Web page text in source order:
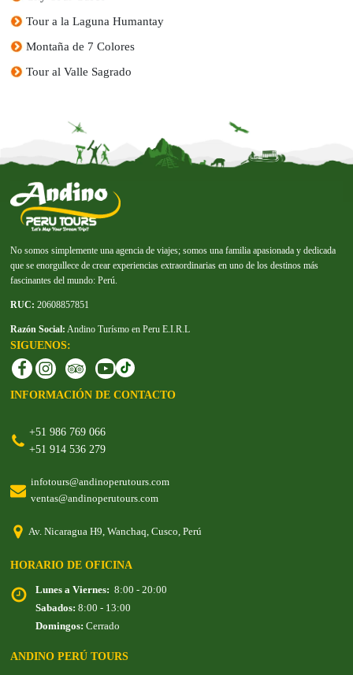
Tour a la Laguna Humantay
Montaña de 7 Colores
Tour al Valle Sagrado
No somos simplemente una agencia de viajes; somos una familia apasionada y dedicada
que se enorgullece de crear experiencias extraordinarias en uno de los destinos más
fascinantes del mundo: Perú.
RUC: 20608857851
Razón Social: Andino Turísmo en Peru E.I.R.L
SIGUENOS:
INFORMACIÓN DE CONTACTO
+51 986 769 066
+51 914 536 279
infotours@andinoperutours.com
ventas@andinoperutours.com
Av. Nicaragua H9, Wanchaq, Cusco, Perú
HORARIO DE OFICINA
Lunes a Viernes: 8:00 - 20:00
Sabados: 8:00 - 13:00
Domingos: Cerrado
ANDINO PERÚ TOURS